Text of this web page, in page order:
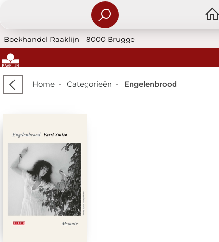
Boekhandel Raaklijn - 8000 Brugge
Home- Categorieën - Engelenbrood